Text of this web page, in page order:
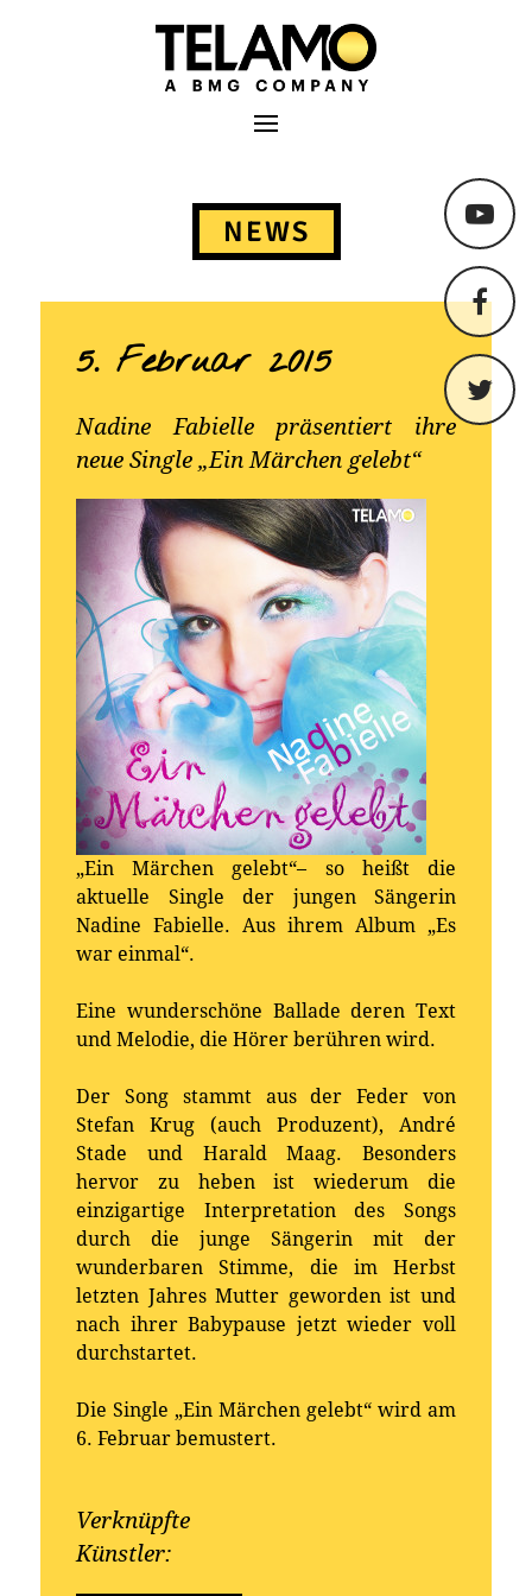
TELAMO
Primäres Menü
NEWS
5. Februar 2015
Nadine Fabielle präsentiert ihre
neue Single „Ein Märchen gelebt“
„Ein Märchen gelebt“– so heißt die
aktuelle Single der jungen Sängerin
Nadine Fabielle. Aus ihrem Album „Es
war einmal“.
Eine wunderschöne Ballade deren Text
und Melodie, die Hörer berühren wird.
Der Song stammt aus der Feder von
Stefan Krug (auch Produzent), André
Stade und Harald Maag. Besonders
hervor zu heben ist wiederum die
einzigartige Interpretation des Songs
durch die junge Sängerin mit der
wunderbaren Stimme, die im Herbst
letzten Jahres Mutter geworden ist und
nach ihrer Babypause jetzt wieder voll
durchstartet.
Die Single „Ein Märchen gelebt“ wird am
6. Februar bemustert.
Verknüpfte
Künstler: